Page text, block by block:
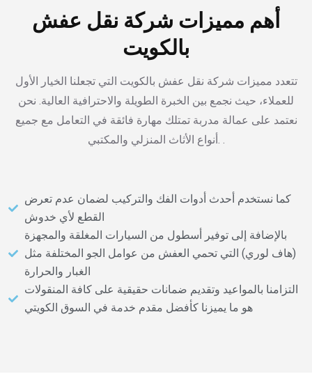
أهم مميزات شركة نقل عفش
بالكويت
تتعدد مميزات شركة نقل عفش بالكويت التي تجعلنا الخيار الأول
للعملاء، حيث نجمع بين الخبرة الطويلة والاحترافية العالية. نحن
نعتمد على عمالة مدربة تمتلك مهارة فائقة في التعامل مع جميع
كما نستخدم أحدث أدوات الفك والتركيب لضمان عدم تعرض
القطع لأي خدوش
بالإضافة إلى توفير أسطول من السيارات المغلقة والمجهزة
(هاف لوري) التي تحمي العفش من عوامل الجو المختلفة مثل
الغبار والحرارة
التزامنا بالمواعيد وتقديم ضمانات حقيقية على كافة المنقولات
هو ما يميزنا كأفضل مقدم خدمة في السوق الكويتي